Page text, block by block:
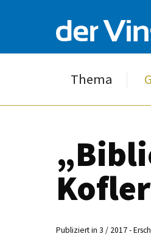
Thema
Publiziert in 3 / 2017 -